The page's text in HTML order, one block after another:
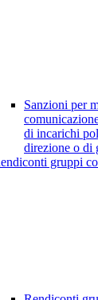
Sanzioni per
di incarichi
direzione o di
gruppi